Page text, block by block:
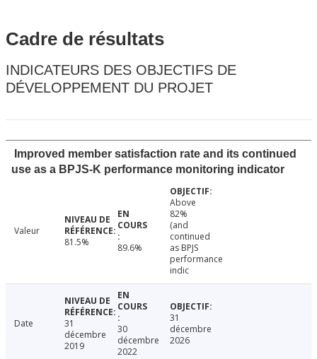
Cadre de résultats
INDICATEURS DES OBJECTIFS DE
DÉVELOPPEMENT DU PROJET
Improved member satisfaction rate and its continued
use as a BPJS-K performance monitoring indicator
Valeur
81.5%
89.6%
Above
82%
(and
continued
as BPJS
performance
indic
Date
31
décembre
2019
30
décembre
2022
31
décembre
2026